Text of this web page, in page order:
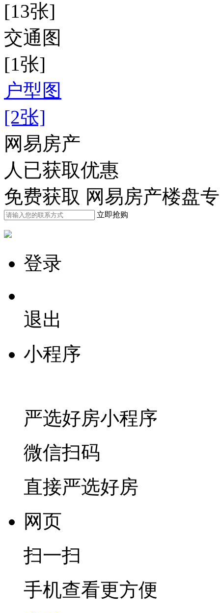
[13张]
交通图
[1张]
户型图
[2张]
网易房产
人已获取优惠
免费获取 网易房产楼盘
立即抢购
登录
退出
小程序
严选好房小程序
微信扫码
直接严选好房
网页
扫一扫
手机查看更方便